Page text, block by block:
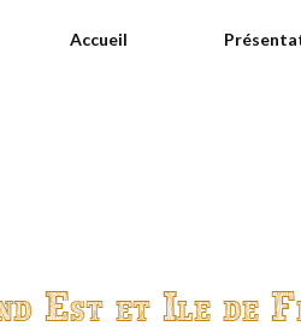
Accueil
Est et Ile de